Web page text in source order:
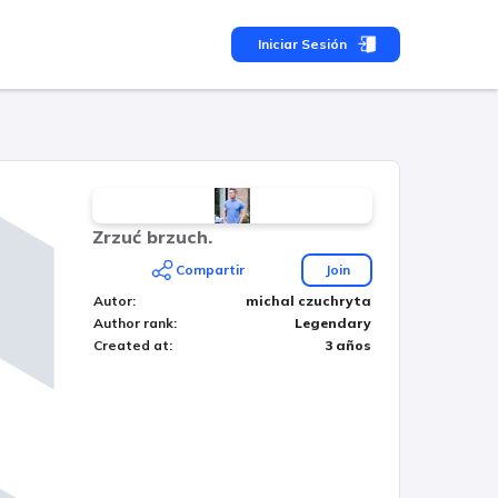
Iniciar Sesión
Zrzuć brzuch.
Compartir
Join
Autor:
michal czuchryta
Author rank:
Legendary
Created at: 3 años